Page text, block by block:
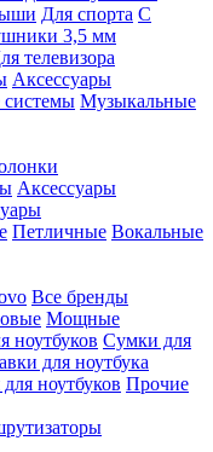
Для спорта С
3,5 мм
телевизора
Аксессуары
системы Музыкальные
Аксессуары
Петличные Вокальные
Все бренды
Мощные
ноутбуков Сумки для
для ноутбука
ноутбуков Прочие